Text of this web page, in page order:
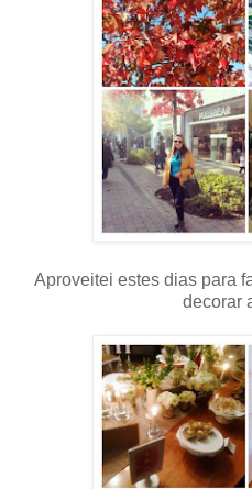
Aproveitei estes dias para
decorar